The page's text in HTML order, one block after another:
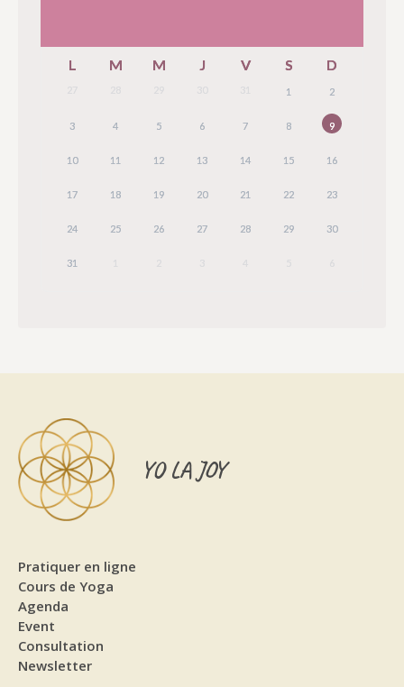
L M M J V S D
1 2
3 4 5 6 7 8 9
10 11 12 13 14 15 16
17 18 19 20 21 22 23
24 25 26 27 28 29 30
31
YO LA JOY
Pratiquer en ligne
Cours de Yoga
Agenda
Event
Consultation
Newsletter